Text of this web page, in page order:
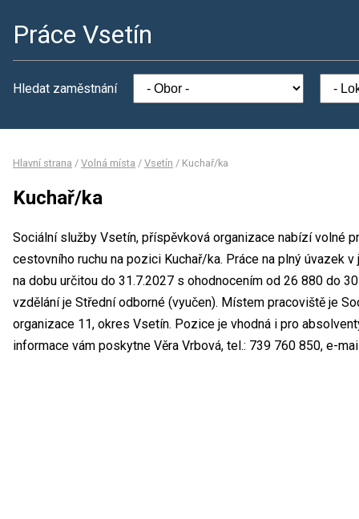
Práce Vsetín
Hledat zaměstnání
Hlavní strana / Volná místa / Vsetín / Kuchař/ka
Kuchař/ka
Sociální služby Vsetín, příspěvková organizace nabízí volné
cestovního ruchu na pozici Kuchař/ka. Práce na plný úvazek
na dobu určitou do 31.7.2027 s ohodnocením od 26 880 do
vzdělání je Střední odborné (vyučen). Místem pracoviště je
organizace 11, okres Vsetín. Pozice je vhodná i pro
informace vám poskytne Věra Vrbová, tel.: 739 760 850, e-